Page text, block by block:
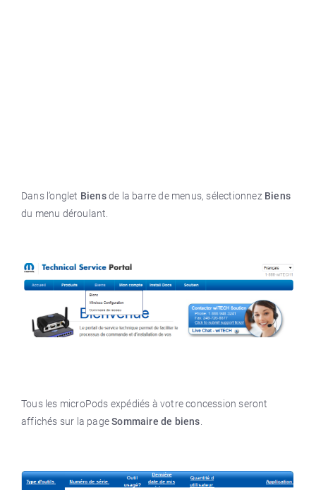
Dans l’onglet Biensde la barre de menus, sélectionnez Biens
du menu déroulant.
Tous les microPods expédiés à votre concession seront
affichés sur la pageSommaire de biens